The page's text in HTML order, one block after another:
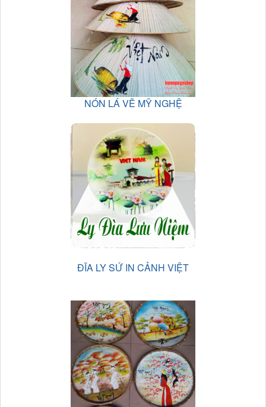
NÓN LÁ VẼ MỸ NGHỆ
ĐĨA LY SỨ IN CẢNH VIỆT